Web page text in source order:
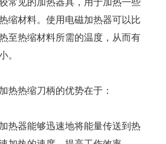
常见的加热器具，用于加热一些
缩材料。使用电磁加热器可以比
至热缩材料所需的温度，从而有
。
热热缩刀柄的优势在于：
热器能够迅速地将能量传送到热